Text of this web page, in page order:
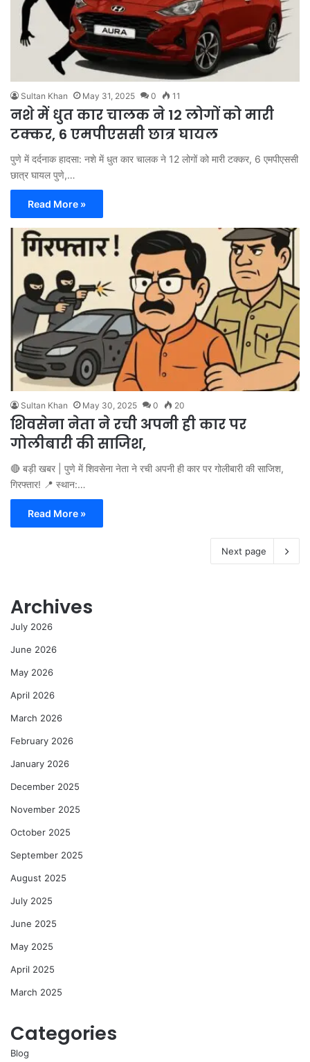
Sultan Khan May 31, 2025 0 11
नशे में धुत कार चालक ने 12 लोगों को मारी
टक्कर, 6 एमपीएससी छात्र घायल
पुणे में दर्दनाक हादसा: नशे में धुत कार चालक ने 12 लोगों को मारी टक्कर, 6 एमपीएससी
छात्र घायल पुणे,…
Read More »
Sultan Khan May 30, 2025 0 20
शिवसेना नेता ने रची अपनी ही कार पर
गोलीबारी की साजिश,
🔴 बड़ी खबर | पुणे में शिवसेना नेता ने रची अपनी ही कार पर गोलीबारी की साजिश,
गिरफ्तार! 📍 स्थान:…
Read More »
Next page
Archives
July 2026
June 2026
May 2026
April 2026
March 2026
February 2026
January 2026
December 2025
November 2025
October 2025
September 2025
August 2025
July 2025
June 2025
May 2025
April 2025
March 2025
Categories
Blog